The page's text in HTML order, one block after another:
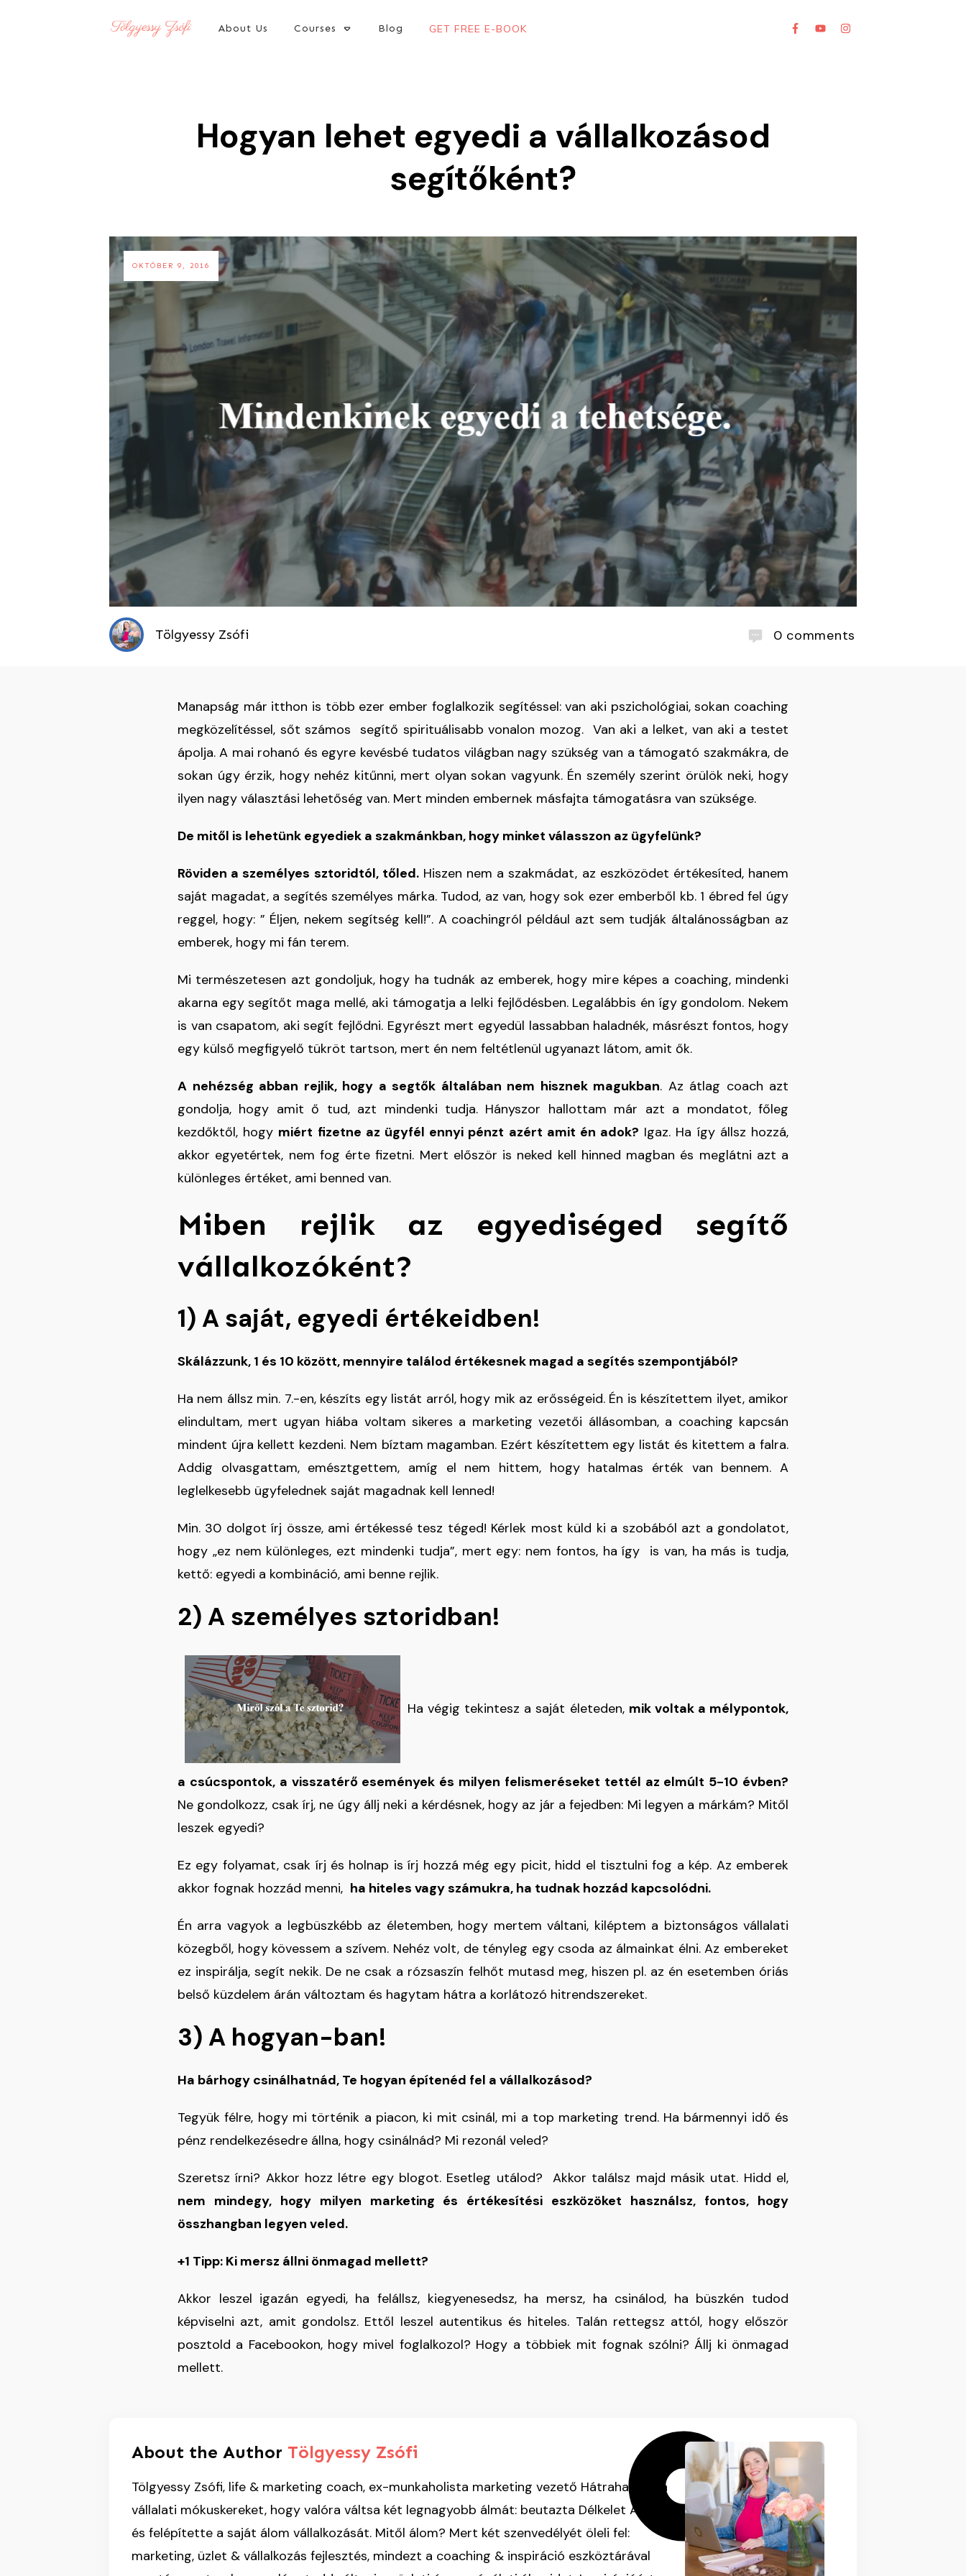
About Us Courses Blog GET FREE E-BOOK
Hogyan lehet egyedi a vállalkozásod
segítőként?
OKTÓBER 9, 2016
Tölgyessy Zsófi 0 comments
Manapság már itthon is több ezer ember foglalkozik segítéssel: van aki pszichológiai, sokan coaching
megközelítéssel, sőt számos segítő spirituálisabb vonalon mozog. Van aki a lelket, van aki a testet
ápolja. A mai rohanó és egyre kevésbé tudatos világban nagy szükség van a támogató szakmákra, de
sokan úgy érzik, hogy nehéz kitűnni, mert olyan sokan vagyunk. Én személy szerint örülök neki, hogy
ilyen nagy választási lehetőség van. Mert minden embernek másfajta támogatásra van szüksége.
De mitől is lehetünk egyediek a szakmánkban, hogy minket válasszon az ügyfelünk?
Röviden a személyes sztoridtól, tőled.Hiszen nem a szakmádat, az eszközödet értékesíted, hanem
saját magadat, a segítés személyes márka. Tudod, az van, hogy sok ezer emberből kb. 1 ébred fel úgy
reggel, hogy: ” Éljen, nekem segítség kell!”. A coachingról például azt sem tudják általánosságban az
emberek, hogy mi fán terem.
Mi természetesen azt gondoljuk, hogy ha tudnák az emberek, hogy mire képes a coaching, mindenki
akarna egy segítőt maga mellé, aki támogatja a lelki fejlődésben. Legalábbis én így gondolom. Nekem
is van csapatom, aki segít fejlődni. Egyrészt mert egyedül lassabban haladnék, másrészt fontos, hogy
egy külső megfigyelő tükröt tartson, mert én nem feltétlenül ugyanazt látom, amit ők.
A nehézség abban rejlik, hogy a segtők általában nem hisznek magukban. Az átlag coach azt
gondolja, hogy amit ő tud, azt mindenki tudja. Hányszor hallottam már azt a mondatot, főleg
kezdőktől, hogy miért fizetne az ügyfél ennyi pénzt azért amit én adok? Igaz. Ha így állsz hozzá,
akkor egyetértek, nem fog érte fizetni. Mert először is neked kell hinned magban és meglátni azt a
különleges értéket, ami benned van.
Miben rejlik az egyediséged segítő
vállalkozóként?
1) A saját, egyedi értékeidben!
Skálázzunk, 1 és 10 között, mennyire találod értékesnek magad a segítés szempontjából?
Ha nem állsz min. 7.-en, készíts egy listát arról, hogy mik az erősségeid. Én is készítettem ilyet, amikor
elindultam, mert ugyan hiába voltam sikeres a marketing vezetői állásomban, a coaching kapcsán
mindent újra kellett kezdeni. Nem bíztam magamban. Ezért készítettem egy listát és kitettem a falra.
Addig olvasgattam, emésztgettem, amíg el nem hittem, hogy hatalmas érték van bennem. A
leglelkesebb ügyfelednek saját magadnak kell lenned!
Min. 30 dolgot írj össze, ami értékessé tesz téged! Kérlek most küld ki a szobából azt a gondolatot,
hogy „ez nem különleges, ezt mindenki tudja”, mert egy: nem fontos, ha így is van, ha más is tudja,
kettő: egyedi a kombináció, ami benne rejlik.
2) A személyes sztoridban!
Ha végig tekintesz a saját életeden, mik voltak a mélypontok,
a csúcspontok, a visszatérő események és milyen felismeréseket tettél az elmúlt 5-10 évben?
Ne gondolkozz, csak írj, ne úgy állj neki a kérdésnek, hogy az jár a fejedben: Mi legyen a márkám? Mitől
leszek egyedi?
Ez egy folyamat, csak írj és holnap is írj hozzá még egy picit, hidd el tisztulni fog a kép. Az emberek
akkor fognak hozzád menni, ha hiteles vagy számukra, ha tudnak hozzád kapcsolódni.
Én arra vagyok a legbüszkébb az életemben, hogy mertem váltani, kiléptem a biztonságos vállalati
közegből, hogy kövessem a szívem. Nehéz volt, de tényleg egy csoda az álmainkat élni. Az embereket
ez inspirálja, segít nekik. De ne csak a rózsaszín felhőt mutasd meg, hiszen pl. az én esetemben óriás
belső küzdelem árán változtam és hagytam hátra a korlátozó hitrendszereket.
3) A hogyan-ban!
Ha bárhogy csinálhatnád, Te hogyan építenéd fel a vállalkozásod?
Tegyük félre, hogy mi történik a piacon, ki mit csinál, mi a top marketing trend. Ha bármennyi idő és
pénz rendelkezésedre állna, hogy csinálnád? Mi rezonál veled?
Szeretsz írni? Akkor hozz létre egy blogot. Esetleg utálod? Akkor találsz majd másik utat. Hidd el,
nem mindegy, hogy milyen marketing és értékesítési eszközöket használsz, fontos, hogy
összhangban legyen veled.
+1 Tipp: Ki mersz állni önmagad mellett?
Akkor leszel igazán egyedi, ha felállsz, kiegyenesedsz, ha mersz, ha csinálod, ha büszkén tudod
képviselni azt, amit gondolsz. Ettől leszel autentikus és hiteles. Talán rettegsz attól, hogy először
posztold a Facebookon, hogy mivel foglalkozol? Hogy a többiek mit fognak szólni? Állj ki önmagad
mellett.
About the Author Tölgyessy Zsófi
Tölgyessy Zsófi, life & marketing coach, ex-munkaholista marketing vezető Hátrahagyta a
vállalati mókuskereket, hogy valóra váltsa két legnagyobb álmát: beutazta Délkelet Ázsiát
és felépítette a saját álom vállalkozását. Mitől álom? Mert két szenvedélyét öleli fel:
marketing, üzlet & vállalkozás fejlesztés, mindezt a coaching & inspiráció eszköztárával